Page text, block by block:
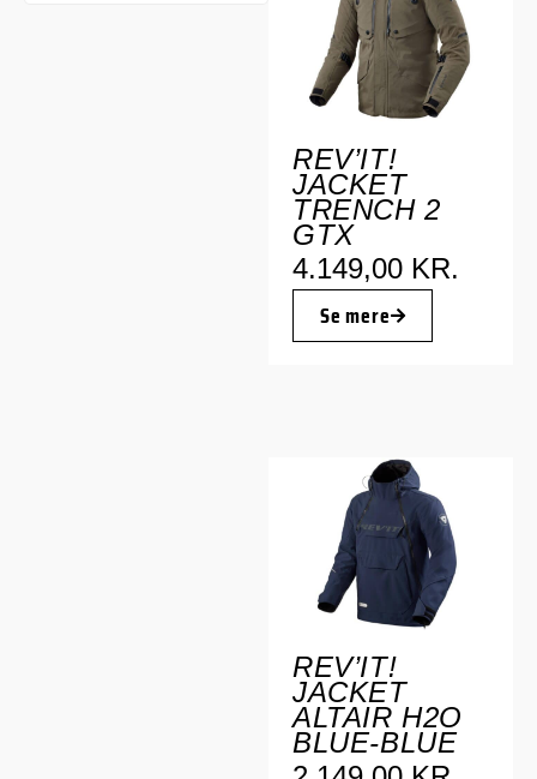
REV’IT!
JACKET
TRENCH 2
GTX
4.149,00 KR.
Se mere
REV’IT!
JACKET
ALTAIR H2O
BLUE-BLUE